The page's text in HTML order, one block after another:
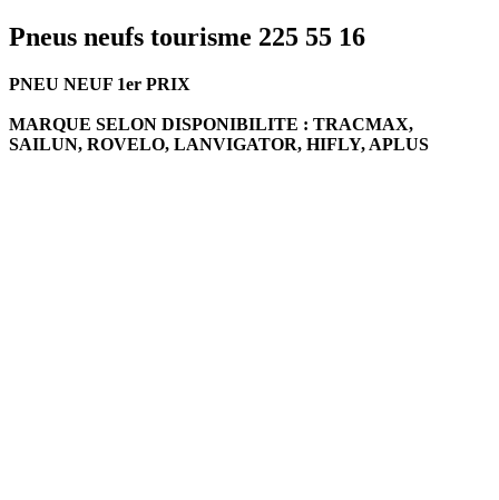
Pneus neufs tourisme 225 55 16
PNEU NEUF 1er PRIX
MARQUE SELON DISPONIBILITE : TRACMAX,
SAILUN, ROVELO, LANVIGATOR, HIFLY, APLUS